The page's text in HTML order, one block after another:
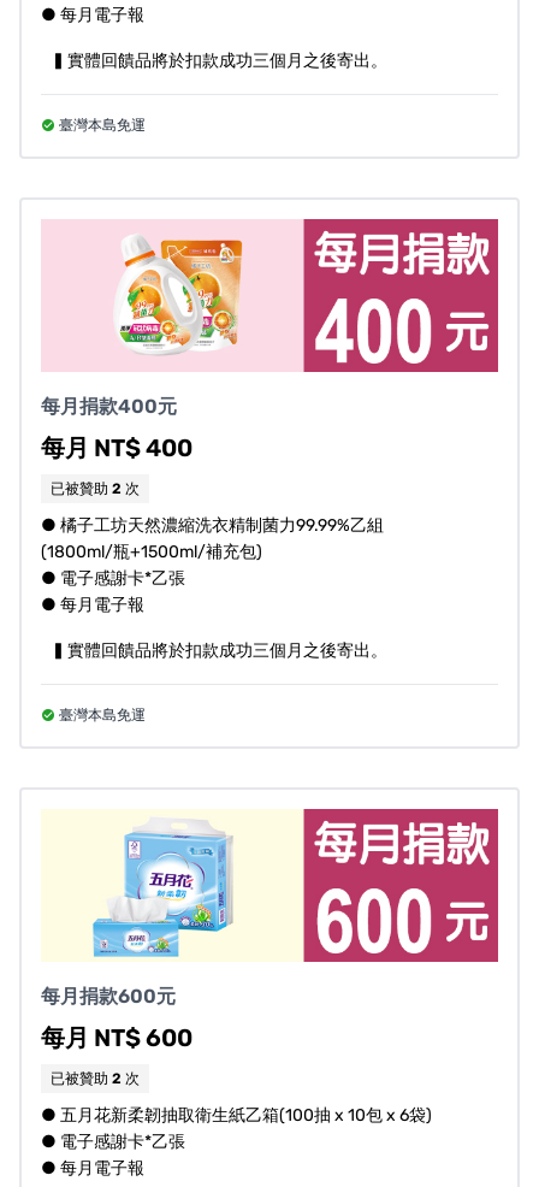
◇若您有報稅需求，請協助在捐款方案的回饋調查中，填
寫收據抬頭、收據寄送方式和地址，若需要我們直接幫您
號。
若單純贊助支持理念，不需寄送實體回饋品，請勾選
【不需回饋品】，謝謝您的鼓勵。
◇實體回饋品出貨說明：限台灣本島地區，單次捐款將於
扣款成功之次月寄出；定期定額捐款將於扣款成功3個月之
後寄出。
◇若您居住台灣外島，欲參與贊助方案，請先私訊確認是
體諒和協助。
1.本募款活動為「2026急難婦幼家庭救援」公益勸募計
劃，勸募核可字號：衛部救字第1151360498號（勸募期間
115/02/01-116/01/31 ）。
2.公開徵信：勸募活動辦理情形請詳衛生福利部公益管理勸
募平台，捐款芳名錄及財務報告將於基督徒救世會官方網
3.禮品如遇原物料短缺或物流出貨繁忙時期，訂單送達時間
有可能會導致延遲，請您見諒及耐心等候，我們會另行通
知您。
4.本計劃募資成功需支付嘖嘖平台手續費8%；禮品、郵寄
● 每月電子報
▍實體回饋品將於扣款成功三個月之後寄出。
臺灣本島免運
每月捐款400元
每月 NT$ 400
已被贊助 2 次
● 橘子工坊天然濃縮洗衣精制菌力99.99%乙組
(1800ml/瓶+1500ml/補充包)
● 電子感謝卡*乙張
● 每月電子報
▍實體回饋品將於扣款成功三個月之後寄出。
臺灣本島免運
每月捐款600元
每月 NT$ 600
已被贊助 2 次
● 五月花新柔韌抽取衛生紙乙箱(100抽 x 10包 x 6袋)
● 電子感謝卡*乙張
● 每月電子報